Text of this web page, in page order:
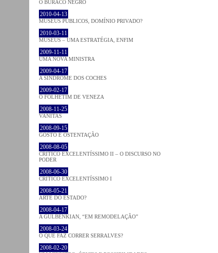
O BURACO NEGRO
2010-04-13
MUSEUS PÚBLICOS, DOMÍNIO PRIVADO?
2010-03-11
MUSEUS – UMA ESTRATÉGIA, ENFIM
2009-11-11
UMA NOVA MINISTRA
2009-04-17
A SÍNDROME DOS COCHES
2009-02-17
O FOLHETIM DE VENEZA
2008-11-25
VANITAS
2008-09-15
GOSTO E OSTENTAÇÃO
2008-08-05
CRÍTICO EXCELENTÍSSIMO II – O DISCURSO NO
PODER
2008-06-30
CRÍTICO EXCELENTÍSSIMO I
2008-05-21
ARTE DO ESTADO?
2008-04-17
A GULBENKIAN, “EM REMODELAÇÃO”
2008-03-24
O QUE FAZ CORRER SERRALVES?
2008-02-20